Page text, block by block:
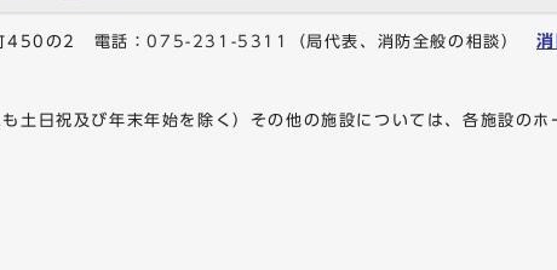
450の2 電話：075-231-5311 （局代表、消防全般の相談）
日祝及び年末年始を除く）その他の施設については、各施設のホ